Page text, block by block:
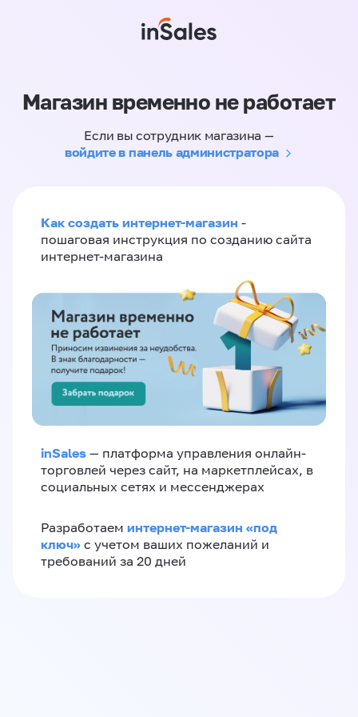
Магазин временно не работает
Если вы сотрудник магазина —
войдите в панель администратора
Как создать интернет-магазин -
пошаговая инструкция по созданию сайта
интернет-магазина
inSales — платформа управления онлайн-
торговлей через сайт, на маркетплейсах, в
социальных сетях и мессенджерах
Разработаем интернет-магазин «‎под
ключ»‎ с учетом ваших пожеланий и
требований за 20 дней